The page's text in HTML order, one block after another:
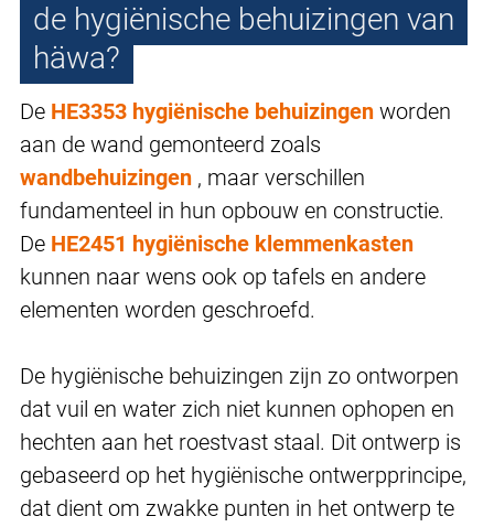
de hygiënische behuizingen van
häwa?
De HE3353 hygiënische behuizingen worden
aan de wand gemonteerd zoals
wandbehuizingen , maar verschillen
fundamenteel in hun opbouw en constructie.
De HE2451 hygiënische klemmenkasten
kunnen naar wens ook op tafels en andere
elementen worden geschroefd.
De hygiënische behuizingen zijn zo ontworpen
dat vuil en water zich niet kunnen ophopen en
hechten aan het roestvast staal. Dit ontwerp is
gebaseerd op het hygiënische ontwerpprincipe,
dat dient om zwakke punten in het ontwerp te